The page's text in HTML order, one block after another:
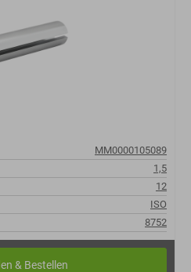
MM0000105089
1,5
12
ISO
8752